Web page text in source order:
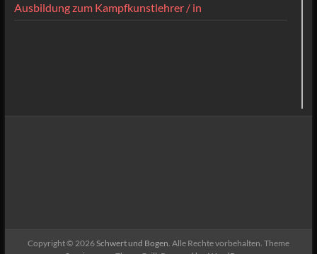
Ausbildung zum Kampfkunstlehrer / in
Copyright © 2026Schwert und Bogen. Alle Rechte vorbehalten. Theme